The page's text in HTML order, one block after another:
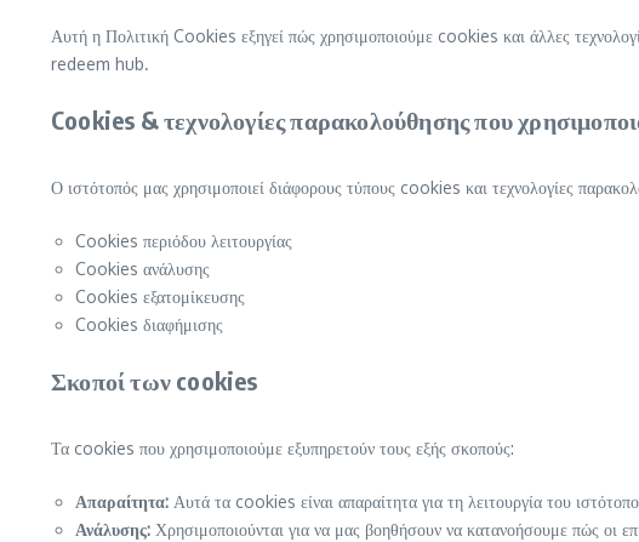
Αυτή η Πολιτική Cookies εξηγεί πώς χρησιμοποιούμε cookies και άλλες
redeem hub.
Cookies & τεχνολογίες παρακολούθησης που
Ο ιστότοπός μας χρησιμοποιεί διάφορους τύπους cookies και τεχνολογίες
Cookies περιόδου λειτουργίας
Cookies ανάλυσης
Cookies εξατομίκευσης
Cookies διαφήμισης
Σκοποί των cookies
Τα cookies που χρησιμοποιούμε εξυπηρετούν τους εξής σκοπούς:
Απαραίτητα: Αυτά τα cookies είναι απαραίτητα για τη λειτουργία του
Ανάλυσης: Χρησιμοποιούνται για να μας βοηθήσουν να κατανοήσουμε πώς οι